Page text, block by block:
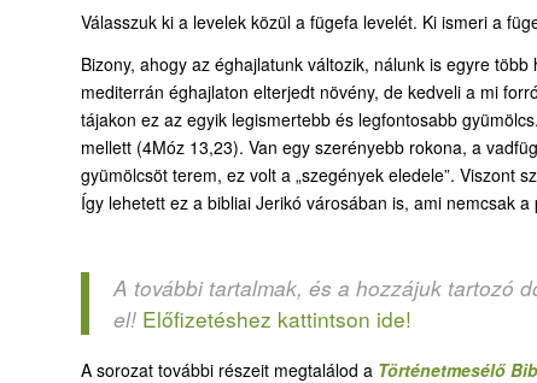
Válasszuk ki a levelek közül a fügefa levelét. Ki ismeri a
Bizony, ahogy az éghajlatunk változik, nálunk is egyre
mediterrán éghajlaton elterjedt növény, de kedveli a mi
tájakon ez az egyik legismertebb és legfontosabb
mellett (4Móz 13,23). Van egy szerényebb rokona, a
gyümölcsöt terem, ez volt a „szegények eledele”. Viszont
Így lehetett ez a bibliai Jerikó városában is, ami nemcsak
A további tartalmak, és a hozzájuk tartozó
el! Előfizetéshez kattintson ide!
A sorozat további részeit megtalálod a Történetmesélő